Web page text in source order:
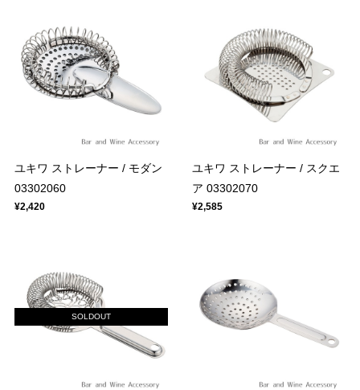
ユキワ ストレーナー / モダン
03302060
¥2,420
ユキワ ストレーナー / スクエ
ア 03302070
¥2,585
SOLDOUT